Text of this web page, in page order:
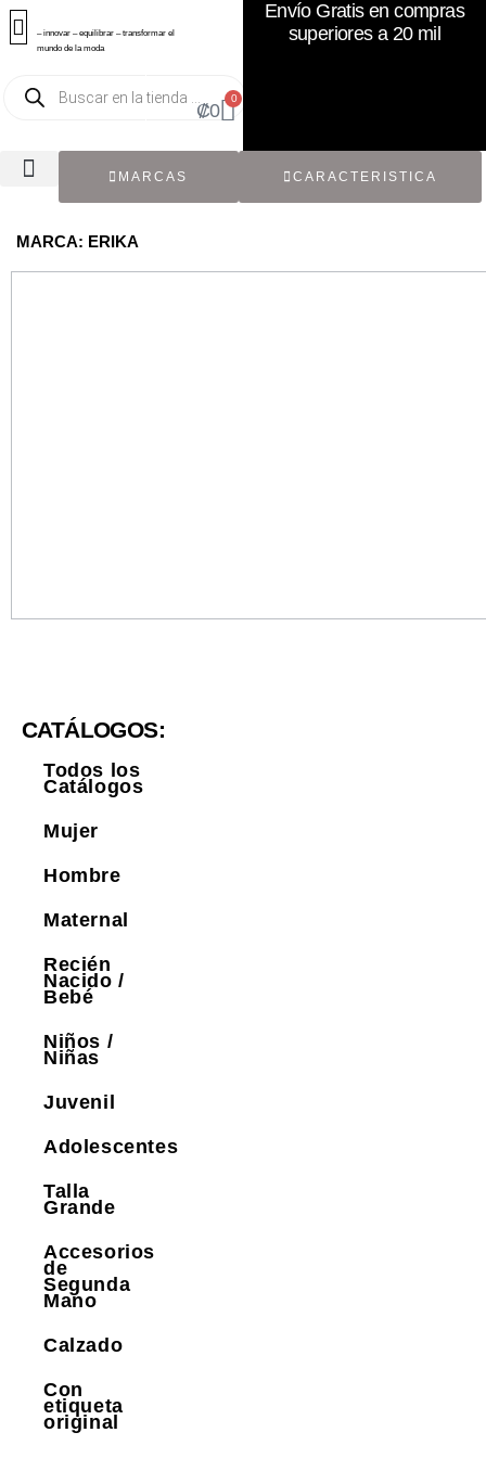
– innovar – equilibrar – transformar el
mundo de la moda
₡0
0
Envío Gratis en compras
superiores a 20 mil
MARCAS CARACTERISTICA
MARCA: ERIKA
CATÁLOGOS:
Todos los
Catálogos
Mujer
Hombre
Maternal
Recién
Nacido /
Bebé
Niños /
Niñas
Juvenil
Adolescentes
Talla
Grande
Accesorios
de
Segunda
Mano
Calzado
Con
etiqueta
original